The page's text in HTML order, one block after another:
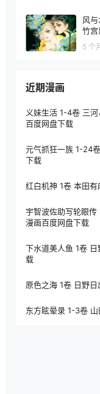
风
竹宫
5 个
近期漫画
义妹生活 1-4卷 三
百度网盘下载
元气抓狂一族 1-24
下载
红白机神 1卷 本田
宇智波佐助写轮眼
漫画百度网盘下载
下水道美人鱼 1卷
载
原色之海 1卷 日野
东方眩晕录 1-3卷